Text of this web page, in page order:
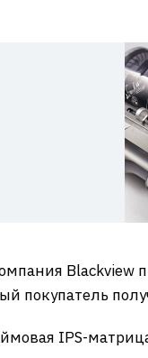
Blackview
покупатель
IPS-